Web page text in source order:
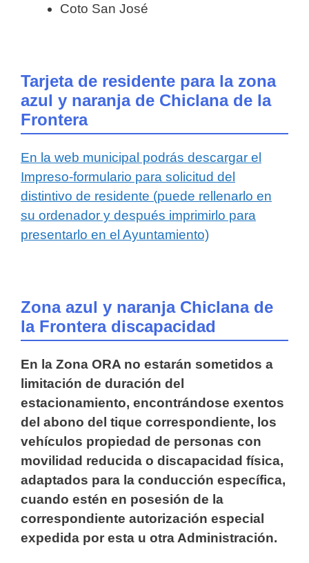
Coto San José
Tarjeta de residente para la zona
azul y naranja de Chiclana de la
Frontera
En la web municipal podrás descargar el
Impreso-formulario para solicitud del
distintivo de residente (puede rellenarlo en
su ordenador y después imprimirlo para
presentarlo en el Ayuntamiento)
Zona azul y naranja Chiclana de
la Frontera discapacidad
En la Zona ORA no estarán sometidos a
limitación de duración del
estacionamiento, encontrándose exentos
del abono del tique correspondiente, los
vehículos propiedad de personas con
movilidad reducida o discapacidad física,
adaptados para la conducción específica,
cuando estén en posesión de la
correspondiente autorización especial
expedida por esta u otra Administración.